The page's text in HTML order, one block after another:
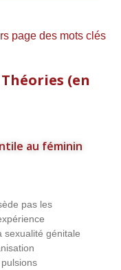
page des mots clés
Théories (en
au féminin
pas les
sexualité génitale